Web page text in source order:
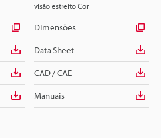
visão estreito Cor
Dimensões
Data Sheet
CAD / CAE
Manuais